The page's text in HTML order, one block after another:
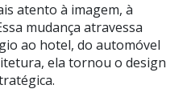
atento à imagem, à
mudança atravessa
ao hotel, do automóvel
ela tornou o design